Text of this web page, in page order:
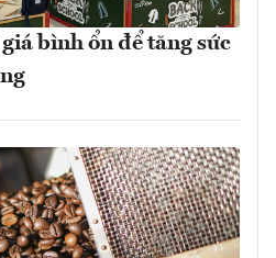
bình ổn để tăng sức